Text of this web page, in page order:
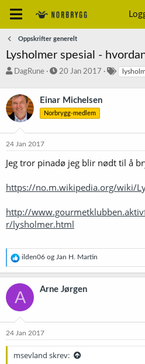
Oppskrifter generelt
Lysholmer spesial -
T
d
s
t
a
r
e
DagRune
S
r
t
a
20 Jan 2017
r
lysholm
Einar Michelsen
Norbrygg-medlem
24 Jan 2017
Jeg tror pinadø jeg blir nødt til å
https://no.m.wikipedia.org/wiki/
http://
r/lysholmer.html
R
e
a
k
s
o
e
ilden06 og Jan H. Martin
A Arne Jørgen
24 Jan 2017
msevland skrev: